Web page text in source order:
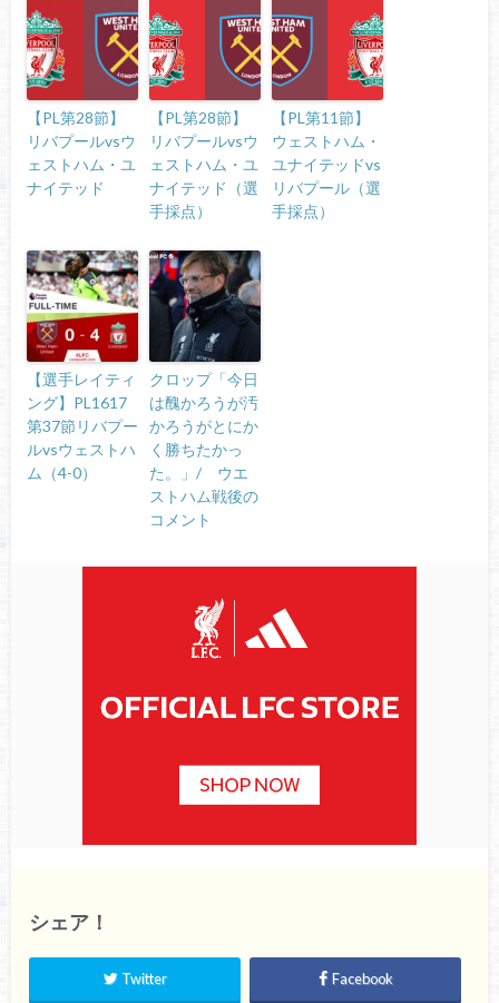
【PL第28節】
リバプールvsウ
ェストハム・ユ
ナイテッド
【PL第28節】
リバプールvsウ
ェストハム・ユ
ナイテッド（選
手採点）
【PL第11節】
ウェストハム・
ユナイテッドvs
リバプール（選
手採点）
【選手レイティ
ング】PL1617
第37節リバプー
ルvsウェストハ
ム（4-0）
クロップ「今日
は醜かろうが汚
かろうがとにか
く勝ちたかっ
た。」/ ウエ
ストハム戦後の
コメント
シェア！
Twitter Facebook